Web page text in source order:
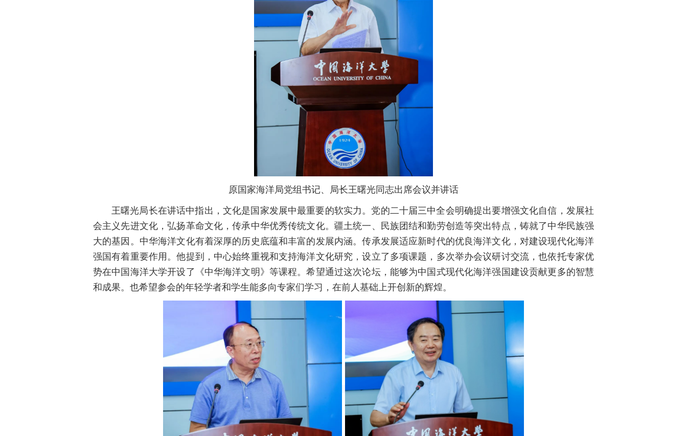
原国家海洋局党组书记、局长王曙光同志出席会议并讲话
王曙光局长在讲话中指出，文化是国家发展中最重要的软实力。党的二十届三中全会明确提出要增强文化自信，发展社
会主义先进文化，弘扬革命文化，传承中华优秀传统文化。疆土统一、民族团结和勤劳创造等突出特点，铸就了中华民族强
大的基因。中华海洋文化有着深厚的历史底蕴和丰富的发展内涵。传承发展适应新时代的优良海洋文化，对建设现代化海洋
强国有着重要作用。他提到，中心始终重视和支持海洋文化研究，设立了多项课题，多次举办会议研讨交流，也依托专家优
势在中国海洋大学开设了《中华海洋文明》等课程。希望通过这次论坛，能够为中国式现代化海洋强国建设贡献更多的智慧
和成果。也希望参会的年轻学者和学生能多向专家们学习，在前人基础上开创新的辉煌。